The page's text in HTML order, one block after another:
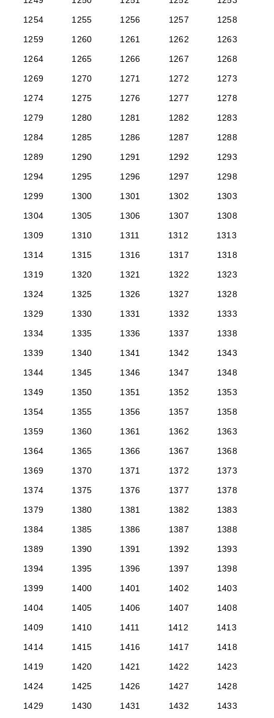
1254
1255 1256 1257
1258
1259
1260 1261 1262
1263
1264
1265 1266 1267
1268
1269
1270 1271 1272
1273
1274
1275 1276 1277
1278
1279
1280 1281 1282
1283
1284
1285 1286 1287
1288
1289
1290 1291 1292
1293
1294
1295 1296 1297
1298
1299
1300 1301 1302
1303
1304
1305 1306 1307
1308
1309
1310 1311 1312
1313
1314
1315 1316 1317
1318
1319
1320 1321 1322
1323
1324
1325 1326 1327
1328
1329
1330 1331 1332
1333
1334
1335 1336 1337
1338
1339
1340 1341 1342
1343
1344
1345 1346 1347
1348
1349
1350 1351 1352
1353
1354
1355 1356 1357
1358
1359
1360 1361 1362
1363
1364
1365 1366 1367
1368
1369
1370 1371 1372
1373
1374
1375 1376 1377
1378
1379
1380 1381 1382
1383
1384
1385 1386 1387
1388
1389
1390 1391 1392
1393
1394
1395 1396 1397
1398
1399
1400 1401 1402
1403
1404
1405 1406 1407
1408
1409
1410 1411 1412
1413
1414
1415 1416 1417
1418
1419
1420 1421 1422
1423
1424
1425 1426 1427
1428
1429
1430 1431 1432
1433